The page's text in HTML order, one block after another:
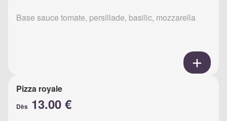
Base sauce tomate, persillade, basilic, mozzarella
Pizza royale
Dès 13.00 €